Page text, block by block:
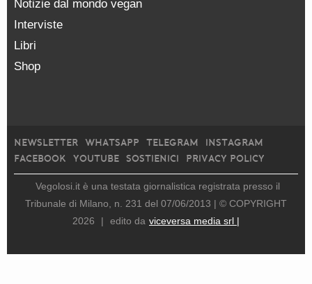
Notizie dal mondo vegan
Interviste
Libri
Shop
NEWSLETTER WHATSAPP TELEGRAM
INSTAGRAM
FACEBOOK
YOUTUBE SOSTIENICI PRIVACY POLICY
Vegolosi.it è una testata giornalistica registrata presso il
Tribunale di Milano, n. 231 del 07/06/2013 | © COPYRIGHT
2026
| edito da viceversa media srl |